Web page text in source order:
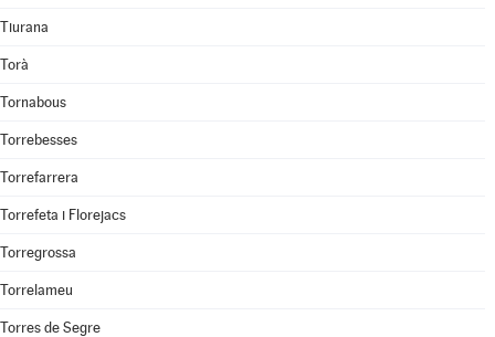
Tiurana
Torà
Tornabous
Torrebesses
Torrefarrera
Torrefeta i Florejacs
Torregrossa
Torrelameu
Torres de Segre